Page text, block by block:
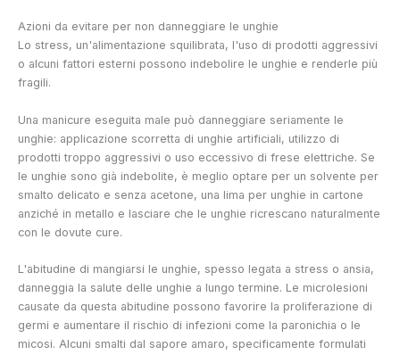
Azioni da evitare per non danneggiare le unghie
Lo stress, un'alimentazione squilibrata, l'uso di prodotti aggressivi
o alcuni fattori esterni possono indebolire le unghie e renderle più
fragili.
Una manicure eseguita male può danneggiare seriamente le
unghie: applicazione scorretta di unghie artificiali, utilizzo di
prodotti troppo aggressivi o uso eccessivo di frese elettriche. Se
le unghie sono già indebolite, è meglio optare per un solvente per
smalto delicato e senza acetone, una lima per unghie in cartone
anziché in metallo e lasciare che le unghie ricrescano naturalmente
con le dovute cure.
L'abitudine di mangiarsi le unghie, spesso legata a stress o ansia,
danneggia la salute delle unghie a lungo termine. Le microlesioni
causate da questa abitudine possono favorire la proliferazione di
germi e aumentare il rischio di infezioni come la paronichia o le
micosi. Alcuni smalti dal sapore amaro, specificamente formulati